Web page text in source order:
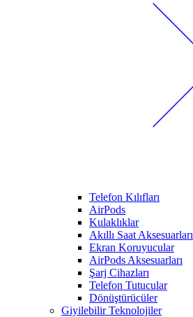
Telefon Kılıfları
AirPods
Kulaklıklar
Akıllı Saat Aksesuarları
Ekran Koruyucular
AirPods Aksesuarları
Şarj Cihazları
Telefon Tutucular
Dönüştürücüler
Giyilebilir Teknolojiler